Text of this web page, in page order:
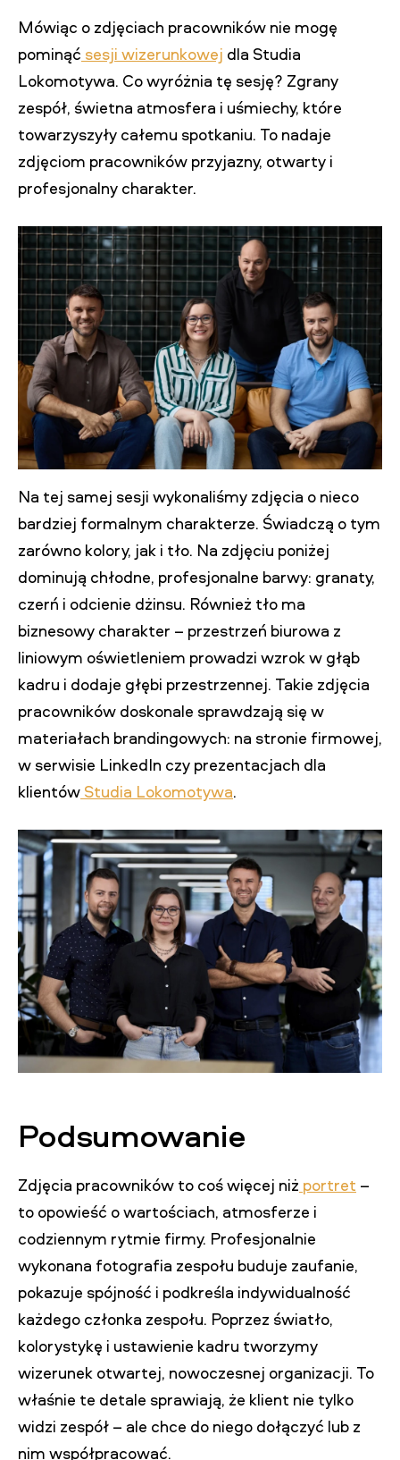
Mówiąc o zdjęciach pracowników nie mogę
pominąć sesji wizerunkowej dla Studia
Lokomotywa. Co wyróżnia tę sesję? Zgrany
zespół, świetna atmosfera i uśmiechy, które
towarzyszyły całemu spotkaniu. To nadaje
zdjęciom pracowników przyjazny, otwarty i
profesjonalny charakter.
Na tej samej sesji wykonaliśmy zdjęcia o nieco
bardziej formalnym charakterze. Świadczą o tym
zarówno kolory, jak i tło. Na zdjęciu poniżej
dominują chłodne, profesjonalne barwy: granaty,
czerń i odcienie dżinsu. Również tło ma
biznesowy charakter – przestrzeń biurowa z
liniowym oświetleniem prowadzi wzrok w głąb
kadru i dodaje głębi przestrzennej. Takie zdjęcia
pracowników doskonale sprawdzają się w
materiałach brandingowych: na stronie firmowej,
w serwisie LinkedIn czy prezentacjach dla
klientów Studia Lokomotywa.
Podsumowanie
Zdjęcia pracowników to coś więcej niż portret –
to opowieść o wartościach, atmosferze i
codziennym rytmie firmy. Profesjonalnie
wykonana fotografia zespołu buduje zaufanie,
pokazuje spójność i podkreśla indywidualność
każdego członka zespołu. Poprzez światło,
kolorystykę i ustawienie kadru tworzymy
wizerunek otwartej, nowoczesnej organizacji. To
właśnie te detale sprawiają, że klient nie tylko
widzi zespół – ale chce do niego dołączyć lub z
nim współpracować.